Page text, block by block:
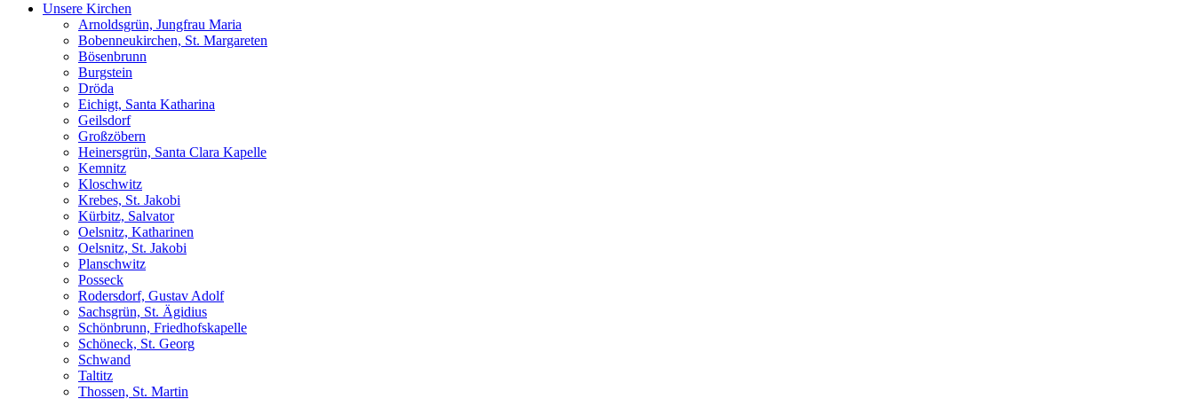
Unsere Kirchen
Arnoldsgrün, Jungfrau Maria
Bobenneukirchen, St. Margareten
Bösenbrunn
Burgstein
Dröda
Eichigt, Santa Katharina
Geilsdorf
Großzöbern
Heinersgrün, Santa Clara Kapelle
Kemnitz
Kloschwitz
Krebes, St. Jakobi
Kürbitz, Salvator
Oelsnitz, Katharinen
Oelsnitz, St. Jakobi
Planschwitz
Posseck
Rodersdorf, Gustav Adolf
Sachsgrün, St. Ägidius
Schönbrunn, Friedhofskapelle
Schöneck, St. Georg
Schwand
Taltitz
Thossen, St. Martin